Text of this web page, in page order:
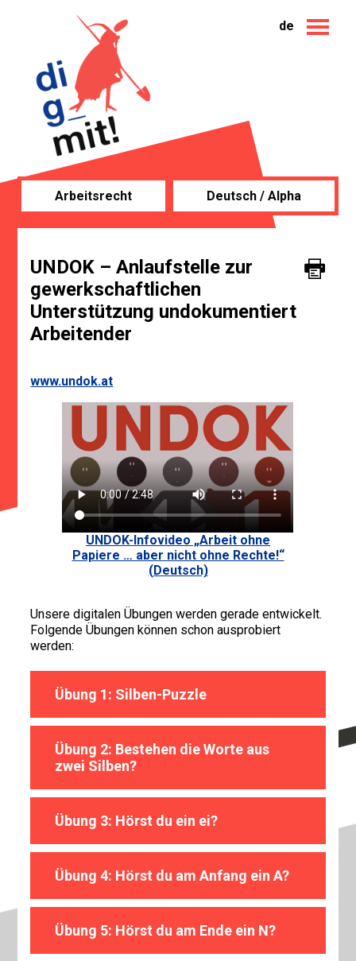
de
Arbeitsrecht Deutsch / Alpha
UNDOK – Anlaufstelle zur
gewerkschaftlichen
Unterstützung undokumentiert
Arbeitender
www.undok.at
UNDOK-Infovideo „Arbeit ohne
Papiere … aber nicht ohne Rechte!“
(Deutsch)
Unsere digitalen Übungen werden gerade entwickelt.
Folgende Übungen können schon ausprobiert
werden:
Übung 1: Silben-Puzzle
Übung 2: Bestehen die Worte aus
zwei Silben?
Übung 3: Hörst du ein ei?
Übung 4: Hörst du am Anfang ein A?
Übung 5: Hörst du am Ende ein N?